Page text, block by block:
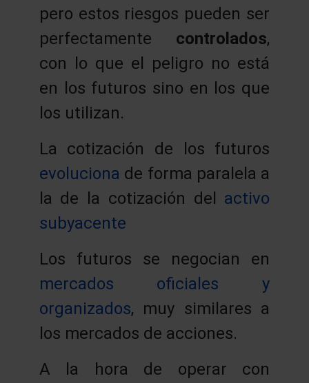
pero estos riesgos pueden ser
perfectamente controlados,
con lo que el peligro no está
en los futuros sino en los que
los utilizan.
La cotización de los futuros
evoluciona de forma paralela a
la de la cotización del activo
subyacente
Los futuros se negocian en
mercados oficiales y
organizados, muy similares a
los mercados de acciones.
A la hora de operar con